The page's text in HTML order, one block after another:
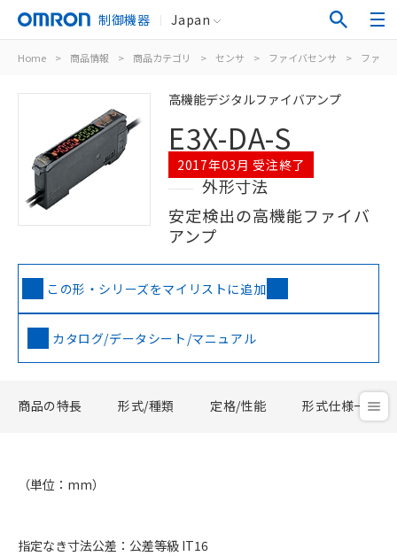
制御機器 Japan
Home > 商品情報 > 商品カテゴリ > センサ > ファイバセンサ > ファイ
高機能デジタルファイバアンプ
E3X-DA-S
2017年03月 受注終了
外形寸法
安定検出の高機能ファイバ
アンプ
この形・シリーズをマイリストに追加
カタログ/データシート/マニュアル
商品の特長 形式/種類 定格/性能 形式仕様一覧
（単位：mm）
指定なき寸法公差：公差等級 IT16